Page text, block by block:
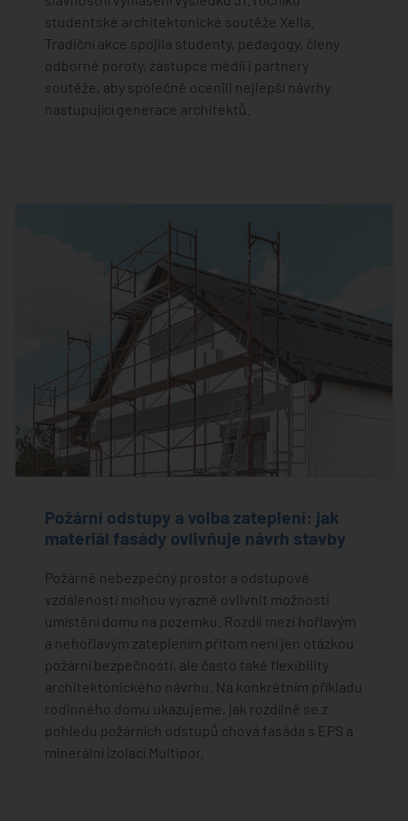
studentské architektonické soutěže Xella.
Tradiční akce spojila studenty, pedagogy, členy
odborné poroty, zástupce médií i partnery
soutěže, aby společně ocenili nejlepší návrhy
nastupující generace architektů.
Požární odstupy a volba zateplení: jak
materiál fasády ovlivňuje návrh stavby
Požárně nebezpečný prostor a odstupové
vzdálenosti mohou výrazně ovlivnit možnosti
umístění domu na pozemku. Rozdíl mezi hořlavým
a nehořlavým zateplením přitom není jen otázkou
požární bezpečnosti, ale často také flexibility
architektonického návrhu. Na konkrétním příkladu
rodinného domu ukazujeme, jak rozdílně se z
pohledu požárních odstupů chová fasáda s EPS a
minerální izolací Multipor.